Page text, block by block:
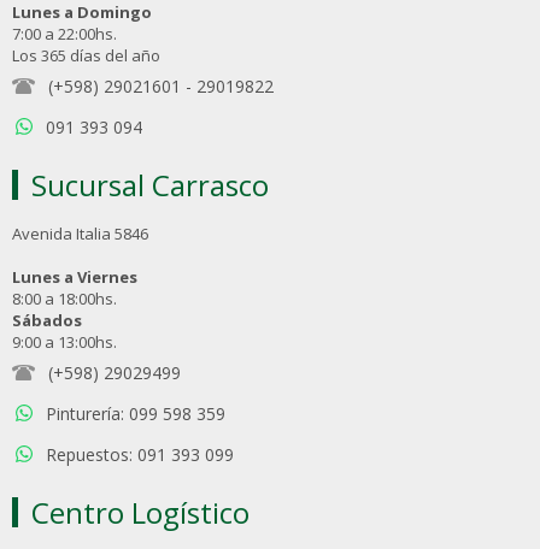
Lunes a Domingo
7:00 a 22:00hs.
Los 365 días del año
(+598) 29021601 - 29019822
091 393 094
Sucursal Carrasco
Avenida Italia 5846
Lunes a Viernes
8:00 a 18:00hs.
Sábados
9:00 a 13:00hs.
(+598) 29029499
Pinturería: 099 598 359
Repuestos: 091 393 099
Centro Logístico